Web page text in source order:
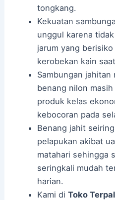
tongkang.
Kekuatan
unggul karena
jarum yang
kerobekan kain
Sambungan jahitan
benang nilon
produk kelas
kebocoran pada
Benang jahit
pelapukan akibat
matahari sehingga
seringkali mudah
harian.
Kami di Toko